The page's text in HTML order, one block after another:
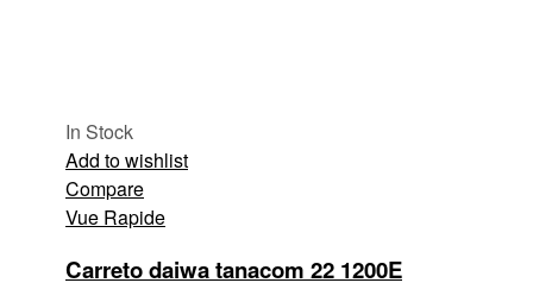
In Stock
Add to wishlist
Compare
Vue Rapide
Carreto daiwa tanacom 22 1200E